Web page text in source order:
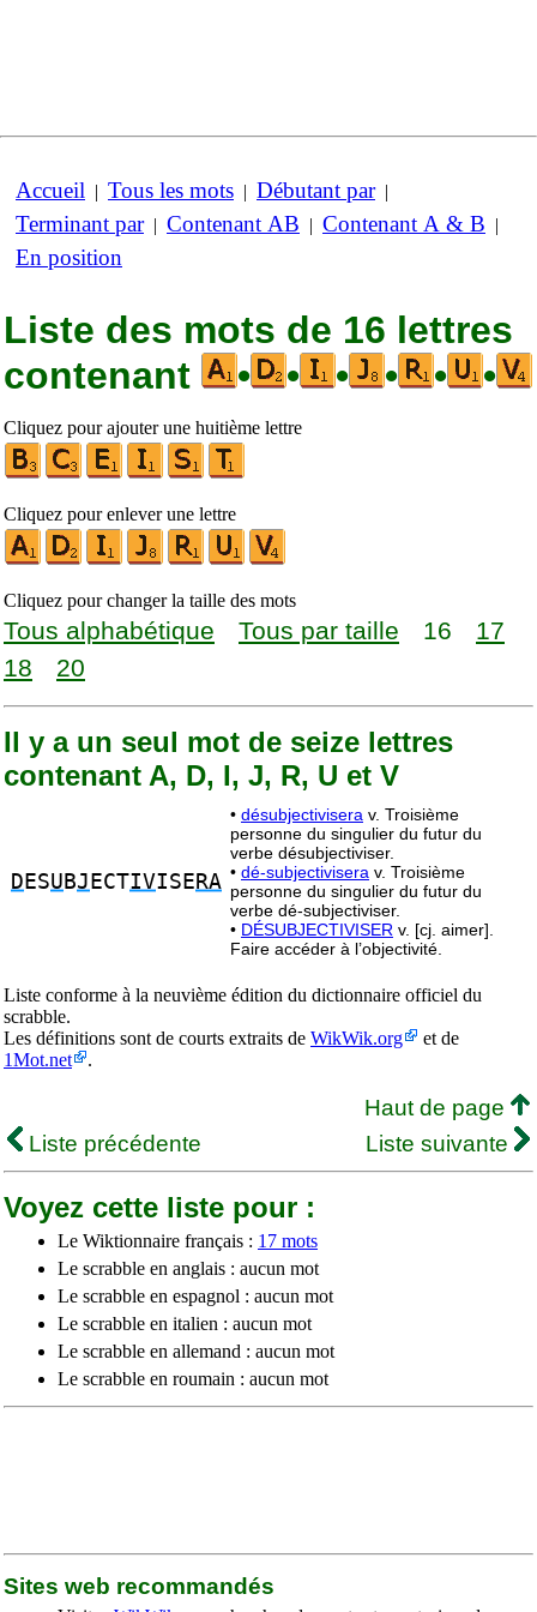
Accueil | Tous les mots | Débutant par|
Terminant par| Contenant AB | Contenant A & B |
En position
Liste des mots de 16 lettres
contenant
• • • • • •
Cliquez pour ajouter une huitième lettre
Cliquez pour enlever une lettre
Cliquez pour changer la taille des mots
Tous alphabétique Tous par taille 16
17
18
20
Il y a un seul mot de seize lettres
contenant A, D, I, J, R, U et V
D ESU BJ ECTIVISE RA
• désubjectivisera v. Troisième
personne du singulier du futur du
verbe désubjectiviser.
• dé-subjectivisera v. Troisième
personne du singulier du futur du
verbe dé-subjectiviser.
• DÉSUBJECTIVISER v. [cj. aimer].
Faire accéder à l’objectivité.
Liste conforme à la neuvième édition du dictionnaire officiel du
scrabble.
Les définitions sont de courts extraits de WikWik.org
et de
1Mot.net
.
Haut de page
Liste précédente
Liste suivante
Voyez cette liste pour :
Le Wiktionnaire français : 17 mots
Le scrabble en anglais : aucun mot
Le scrabble en espagnol : aucun mot
Le scrabble en italien : aucun mot
Le scrabble en allemand : aucun mot
Le scrabble en roumain : aucun mot
Sites web recommandés